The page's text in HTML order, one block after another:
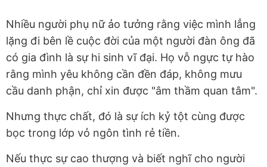
Nhiều người phụ nữ ảo tưởng rằng việc mình lẳng
lặng đi bên lề cuộc đời của một người đàn ông đã
có gia đình là sự hi sinh vĩ đại. Họ vỗ ngực tự hào
rằng mình yêu không cần đền đáp, không mưu
cầu danh phận, chỉ xin được "âm thầm quan tâm".
Nhưng thực chất, đó là sự ích kỷ tột cùng được
bọc trong lớp vỏ ngôn tình rẻ tiền.
Nếu thực sự cao thượng và biết nghĩ cho người